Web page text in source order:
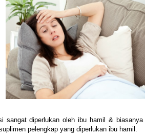
sangat diperlukan oleh ibu hamil &
pelengkap yang diperlukan ibu hamil.